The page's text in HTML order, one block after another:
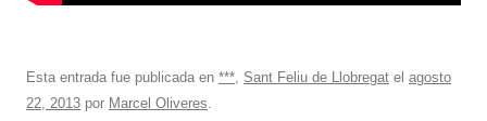
Esta entrada fue publicada en ***, Sant Feliu de Llobregat el agosto
22, 2013 por Marcel Oliveres.